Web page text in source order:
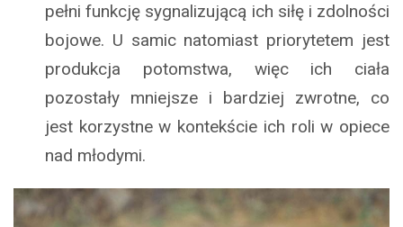
pełni funkcję sygnalizującą ich siłę i zdolności
bojowe. U samic natomiast priorytetem jest
produkcja potomstwa, więc ich ciała
pozostały mniejsze i bardziej zwrotne, co
jest korzystne w kontekście ich roli w opiece
nad młodymi.